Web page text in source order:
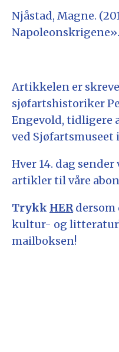
Njåstad, Magne.
Artikkelen er
sjøfartshistoriker
Engevold, tidligere
ved Sjøfartsmuseet
Hver 14. dag
artikler til våre
Trykk HER dersom
kultur- og
mailboksen!